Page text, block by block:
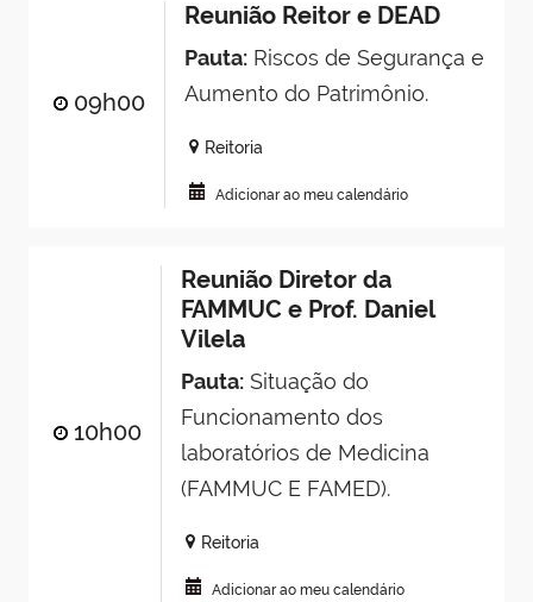
09h00
Reunião Reitor e DEAD
Pauta:Riscos de Segurança e
Aumento do Patrimônio.
Reitoria
Adicionar ao meu calendário
10h00
Reunião Diretor da
FAMMUC e Prof. Daniel
Vilela
Pauta:Situação do
Funcionamento dos
laboratórios de Medicina
(FAMMUC E FAMED).
Reitoria
Adicionar ao meu calendário